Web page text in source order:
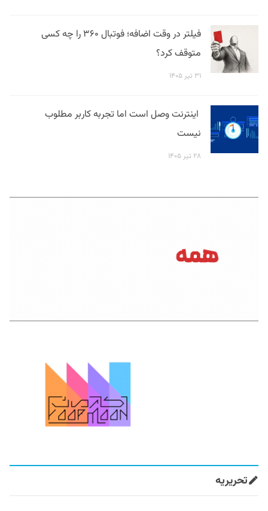
فیلتر در وقت اضافه؛ فوتبال ۳۶۰ را چه کسی
متوقف کرد؟
۳۱ تیر ۱۴۰۵
اینترنت وصل است اما تجربه کاربر مطلوب
نیست
۲۸ تیر ۱۴۰۵
تحریریه